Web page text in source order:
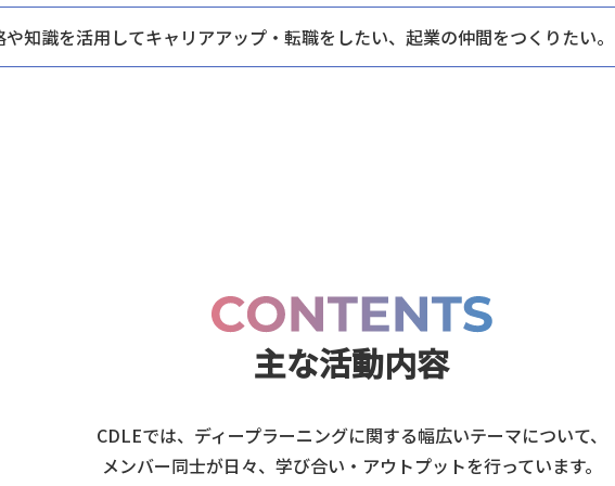
や知識を活用してキャリアアップ・ 転職をしたい、起業の仲間をつくりたい。
主な活動内容
CDLEでは、ディープラーニングに関する幅広いテーマについて、
メンバー同士が日々、 学び合い・アウトプットを行っています。